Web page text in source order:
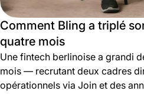
Comment Bling a triplé
quatre mois
Une fintech berlinoise a grandi
mois — recrutant deux cadres
opérationnels via Join et des